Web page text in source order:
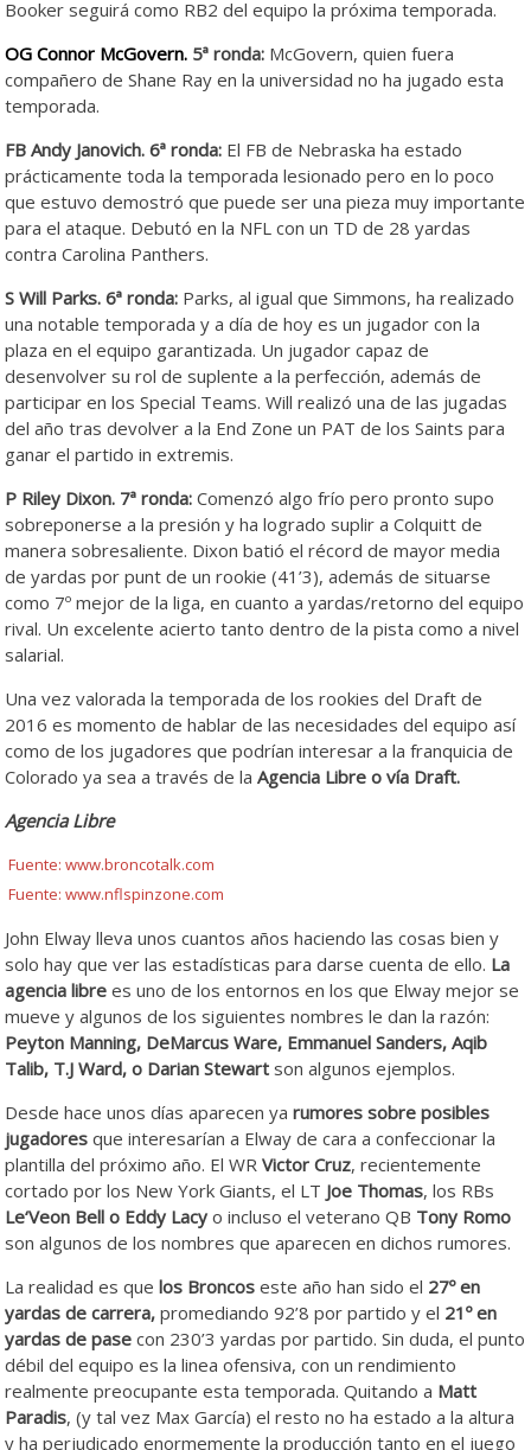
Booker seguirá como RB2 del equipo la próxima temporada.
OG Connor McGovern. 5ª ronda: McGovern, quien fuera
compañero de Shane Ray en la universidad no ha jugado esta
temporada.
FB Andy Janovich. 6ª ronda: El FB de Nebraska ha estado
prácticamente toda la temporada lesionado pero en lo poco
que estuvo demostró que puede ser una pieza muy importante
para el ataque. Debutó en la NFL con un TD de 28 yardas
contra Carolina Panthers.
S Will Parks. 6ª ronda: Parks, al igual que Simmons, ha realizado
una notable temporada y a día de hoy es un jugador con la
plaza en el equipo garantizada. Un jugador capaz de
desenvolver su rol de suplente a la perfección, además de
participar en los Special Teams. Will realizó una de las jugadas
del año tras devolver a la End Zone un PAT de los Saints para
ganar el partido in extremis.
P Riley Dixon. 7ª ronda:Comenzó algo frío pero pronto supo
sobreponerse a la presión y ha logrado suplir a Colquitt de
manera sobresaliente. Dixon batió el récord de mayor media
de yardas por punt de un rookie (41’3), además de situarse
como 7º mejor de la liga, en cuanto a yardas/retorno del equipo
rival. Un excelente acierto tanto dentro de la pista como a nivel
salarial.
Una vez valorada la temporada de los rookies del Draft de
2016 es momento de hablar de las necesidades del equipo así
como de los jugadores que podrían interesar a la franquicia de
Colorado ya sea a través de laAgencia Libre o vía Draft.
Agencia Libre
Fuente: www.broncotalk.com
Fuente: www.nflspinzone.com
John Elway lleva unos cuantos años haciendo las cosas bien y
solo hay que ver las estadísticas para darse cuenta de ello. La
agencia libre es uno de los entornos en los que Elway mejor se
mueve y algunos de los siguientes nombres le dan la razón:
Peyton Manning, DeMarcus Ware, Emmanuel Sanders, Aqib
Talib, T.J Ward, o Darian Stewart son algunos ejemplos.
Desde hace unos días aparecen yarumores sobre posibles
jugadores que interesarían a Elway de cara a confeccionar la
plantilla del próximo año. El WRVictor Cruz, recientemente
cortado por los New York Giants, el LT Joe Thomas, los RBs
Le‘Veon Bell o Eddy Lacy o incluso el veterano QB Tony Romo
son algunos de los nombres que aparecen en dichos rumores.
La realidad es quelos Broncos este año han sido el 27º en
yardas de carrera, promediando 92’8 por partido y el 21º en
yardas de pase con 230’3 yardas por partido. Sin duda, el punto
débil del equipo es la linea ofensiva, con un rendimiento
realmente preocupante esta temporada. Quitando a Matt
Paradis, (y tal vez Max García) el resto no ha estado a la altura
y ha perjudicado enormemente la producción tanto en el juego